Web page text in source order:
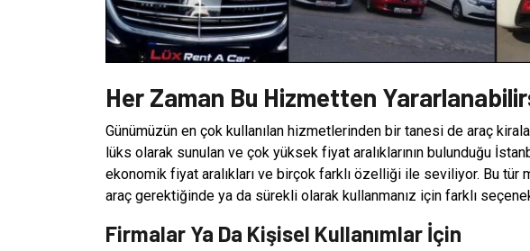
Her Zaman Bu Hizmetten
Günümüzün en çok kullanılan hizmetlerinden bir tanesi de araç
lüks olarak sunulan ve çok yüksek fiyat aralıklarının bulunduğu
ekonomik fiyat aralıkları ve birçok farklı özelliği ile seviliyor. Bu
araç gerektiğinde ya da sürekli olarak kullanmanız için farklı
Firmalar Ya Da Kişisel Kullanımlar İçin